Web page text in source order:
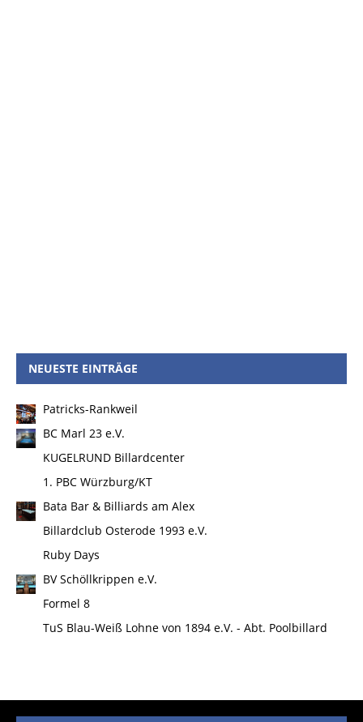
NEUESTE EINTRÄGE
Patricks-Rankweil
BC Marl 23 e.V.
KUGELRUND Billardcenter
1. PBC Würzburg/KT
Bata Bar & Billiards am Alex
Billardclub Osterode 1993 e.V.
Ruby Days
BV Schöllkrippen e.V.
Formel 8
TuS Blau-Weiß Lohne von 1894 e.V. - Abt. Poolbillard